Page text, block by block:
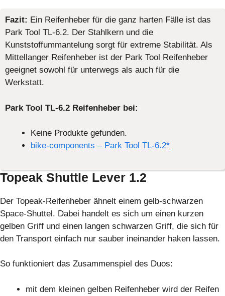
Fazit: Ein Reifenheber für die ganz harten Fälle ist das
Park Tool TL-6.2. Der Stahlkern und die
Kunststoffummantelung sorgt für extreme Stabilität. Als
Mittellanger Reifenheber ist der Park Tool Reifenheber
geeignet sowohl für unterwegs als auch für die
Werkstatt.
Park Tool TL-6.2 Reifenheber bei:
Keine Produkte gefunden.
bike-components – Park Tool TL-6.2*
Topeak Shuttle Lever 1.2
Der Topeak-Reifenheber ähnelt einem gelb-schwarzen
Space-Shuttel. Dabei handelt es sich um einen kurzen
gelben Griff und einen langen schwarzen Griff, die sich für
den Transport einfach nur sauber ineinander haken lassen.
So funktioniert das Zusammenspiel des Duos:
mit dem kleinen gelben Reifenheber wird der Reifen